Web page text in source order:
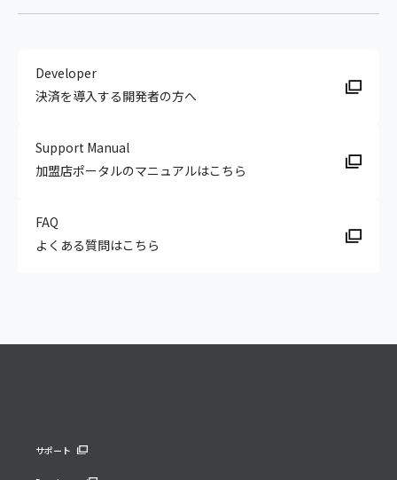
Developer
決済を導入する開発者の方へ
Support Manual
加盟店ポータルのマニュアルはこちら
FAQ
よくある質問はこちら
サポート